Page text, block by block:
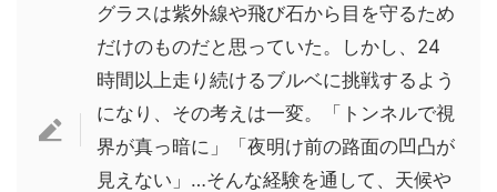
グラスは紫外線や飛び石から目を守るため
だけのものだと思っていた。しかし、24
時間以上走り続けるブルベに挑戦するよう
になり、その考えは一変。「トンネルで視
界が真っ暗に」「夜明け前の路面の凹凸が
見えない」…そんな経験を通して、天候や